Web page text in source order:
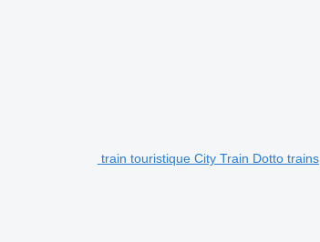
train touristique City Train Dotto trains